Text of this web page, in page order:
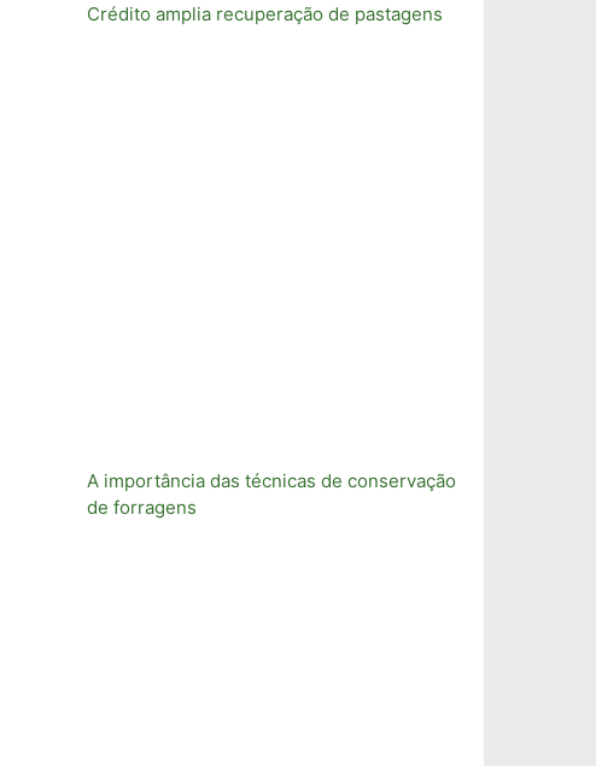
Crédito amplia recuperação de pastagens
A importância das técnicas de conservação
de forragens